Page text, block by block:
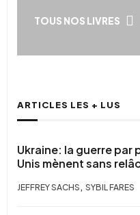
TOUS NOS LIVRES
ARTICLES LES + LUS
Ukraine: la guerre
Unis mènent sans
JEFFREY SACHS , SYBIL FARES